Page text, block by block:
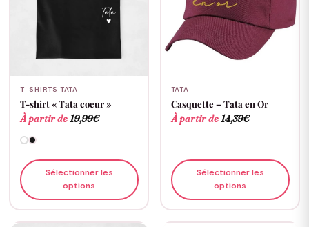
T-SHIRTS TATA
T-shirt « Tata coeur »
À partir de19,99€
Sélectionner les
options
TATA
Casquette – Tata en Or
À partir de14,39€
Sélectionner les
options